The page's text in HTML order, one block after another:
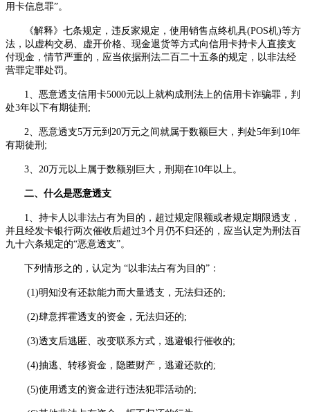
用卡信息罪”。
《解释》七条规定，违反家规定，使用销售点终机具(POS机)等方
法，以虚构交易、虚开价格、现金退货等方式向信用卡持卡人直接支
付现金，情节严重的，应当依据刑法二百二十五条的规定，以非法经
营罪定罪处罚。
1、恶意透支信用卡5000元以上就构成刑法上的信用卡诈骗罪，判
处3年以下有期徒刑 ;
2、恶意透支5万元到 20万元之间就属于数额巨大，判处5年到 10年
有期徒刑 ;
3、 20万元以上属于数额别巨大，刑期在10年以上。
二、什么是恶意透支
1、持卡人以非法占有为目的，超过规定限额或者规定期限透支，
并且经发卡银行两次催收后超过3个月仍不归还的，应当认定为刑法百
九十六条规定的“恶意透支”。
下列情形之的，认定为 “以非法占有为目的”：
(1)明知没有还款能力而大量透支，无法归还的;
(2)肆意挥霍透支的资金，无法归还的;
(3)透支后逃匿、改变联系方式，逃避银行催收的;
(4)抽逃、转移资金，隐匿财产，逃避还款的;
(5)使用透支的资金进行违法犯罪活动的;